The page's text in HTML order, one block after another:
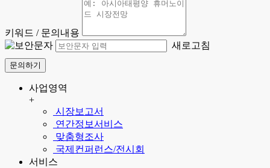
키워드 / 문의내용
새로고침
문의하기
사업영역
+
시장보고서
연간정보서비스
맞춤형조사
국제컨퍼런스/전시회
서비스